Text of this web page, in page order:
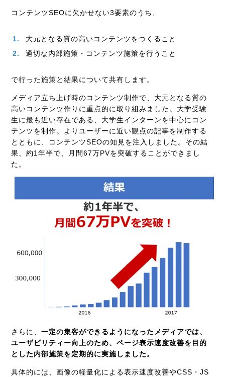
コンテンツSEOに欠かせない3要素のうち、
大元となる質の高いコンテンツをつくること
適切な内部施策・コンテンツ施策を行うこと
で行った施策と結果について共有します。
メディア立ち上げ時のコンテンツ制作で、大元となる質の
高いコンテンツ作りに重点的に取り組みました。大学受験
生に最も近い存在である、大学生インターンを中心にコン
テンツを制作。よりユーザーに近い観点の記事を制作する
とともに、コンテンツSEOの知見を注入しました。その結
果、約1年半で、月間67万PVを突破することができまし
た。
さらに、一定の集客ができるようになったメディアでは、
ユーザビリティー向上のため、ページ表示速度改善を目的
とした内部施策を定期的に実施しました。
具体的には、画像の軽量化による表示速度改善やCSS・JS